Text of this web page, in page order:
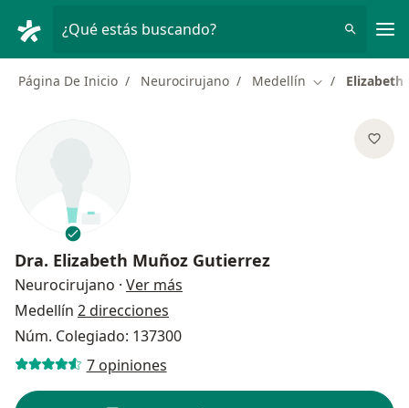
¿Qué estás buscando?
Página De Inicio Neurocirujano Medellín Cambiar de
Elizabeth
Dra. Elizabeth Muñoz Gutierrez
Neurocirujano · Ver más
Medellín 2 direcciones
Núm. Colegiado: 137300
7 opiniones